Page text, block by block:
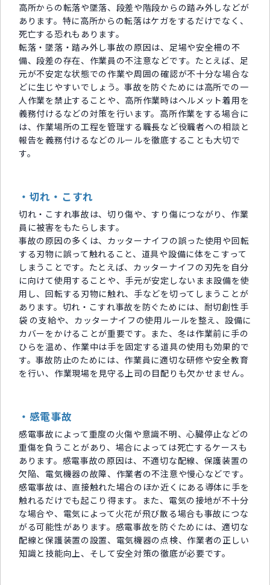
高所からの転落や墜落、段差や階段からの踏み外しなどが
あります。特に高所からの転落はケガをするだけでなく、
死亡する恐れもあります。
転落・墜落・踏み外し事故の原因は、足場や安全柵の不
備、段差の存在、作業員の不注意などです。たとえば、足
元が不安定な状態での作業や周囲の確認が不十分な場合な
どに生じやすいでしょう。事故を防ぐためには高所での一
人作業を禁止することや、高所作業時はヘルメット着用を
義務付けるなどの対策を行います。高所作業をする場合に
は、作業場所の工程を管理する職長など役職者への相談と
報告を義務付けるなどのルールを徹底することも大切で
す。
・切れ・こすれ
切れ・こすれ事故は、切り傷や、すり傷につながり、作業
員に被害をもたらします。
事故の原因の多くは、カッターナイフの誤った使用や回転
する刃物に誤って触れること、道具や設備に体をこすって
しまうことです。たとえば、カッターナイフの刃先を自分
に向けて使用することや、手元が安定しないまま設備を使
用し、回転する刃物に触れ、手などを切ってしまうことが
あります。切れ・こすれ事故を防ぐためには、耐切創性手
袋 の支給や、カッターナイフの使用ルールを整え、設備に
カバーをかけることが重要です。また、冬は作業前に手の
ひらを温め、作業中は手を固定する道具の使用も効果的で
す。事故防止のためには、作業員に適切な研修や安全教育
を行い、作業現場を見守る上司の目配りも欠かせません。
・感電事故
感電事故によって重度の火傷や意識不明、心臓停止などの
重傷を負うことがあり、場合によっては死亡するケースも
あります。感電事故の原因は、不適切な配線、保護装置の
欠陥、電気機器の故障、作業者の不注意や慢心などです。
感電事故は、直接触れた場合のほか近くにある導体に手を
触れるだけでも起こり得ます。また、電気の接地が不十分
な場合や、電気によって火花が飛び散る場合も事故につな
がる可能性があります。感電事故を防ぐためには、適切な
配線と保護装置の設置、電気機器の点検、作業者の正しい
知識と技能向上、そして安全対策の徹底が必要です。